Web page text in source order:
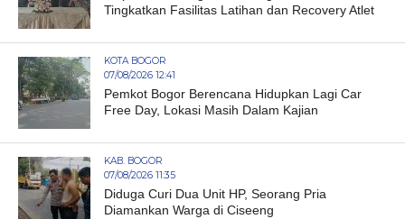
Tingkatkan Fasilitas Latihan dan Recovery Atlet
KOTA BOGOR
07/08/2026 12:41
Pemkot Bogor Berencana Hidupkan Lagi Car
Free Day, Lokasi Masih Dalam Kajian
KAB. BOGOR
07/08/2026 11:35
Diduga Curi Dua Unit HP, Seorang Pria
Diamankan Warga di Ciseeng